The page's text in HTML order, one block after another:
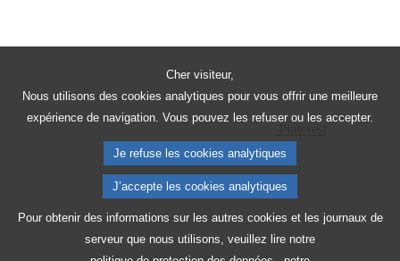
Cher visiteur,
Nous utilisons des cookies analytiques pour vous offrir une meilleure
expérience de navigation. Vous pouvez les refuser ou les accepter.
Je refuse les cookies analytiques
J’accepte les cookies analytiques
Pour obtenir des informations sur les autres cookies et les journaux de
serveur que nous utilisons, veuillez lire notre